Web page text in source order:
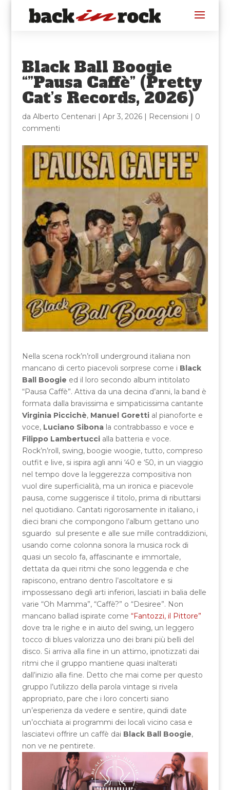
Black Ball Boogie
“”Pausa Caffè” (Pretty
Cat’s Records, 2026)
da Alberto Centenari | Apr 3, 2026| Recensioni | 0
commenti
Nella scena rock’n’roll underground italiana non
mancano di certo piacevoli sorprese come i Black
Ball Boogie ed il loro secondo album intitolato
“Pausa Caffè”. Attiva da una decina d’anni, la band è
formata dalla bravissima e simpaticissima cantante
Virginia Piccichè, Manuel Gorettial pianoforte e
voce, Luciano Sibonala contrabbasso e voce e
Filippo Lambertucci alla batteria e voce.
Rock’n’roll, swing, boogie woogie, tutto, compreso
outfit e live, si ispira agli anni ‘40 e ‘50, in un viaggio
nel tempo dove la leggerezza compositiva non
vuol dire superficialità, ma un ironica e piacevole
pausa, come suggerisce il titolo, prima di ributtarsi
nel quotidiano. Cantati rigorosamente in italiano, i
dieci brani che compongono l’album gettano uno
sguardo sul presente e alle sue mille contraddizioni,
usando come colonna sonora la musica rock di
quasi un secolo fa, affascinante e immortale,
dettata da quei ritmi che sono leggenda e che
rapiscono, entrano dentro l’ascoltatore e si
impossessano degli arti inferiori, lasciati in balia delle
varie “Oh Mamma”, “Caffè?” o “Desiree”. Non
mancano ballad ispirate come “Fantozzi, il Pittore”
dove tra le righe e in aiuto del swing, un leggero
tocco di blues valorizza uno dei brani più belli del
disco. Si arriva alla fine in un attimo, ipnotizzati dai
ritmi che il gruppo mantiene quasi inalterati
dall’inizio alla fine. Detto che mai come per questo
gruppo l’utilizzo della parola vintage si rivela
appropriato, pare che i loro concerti siano
un’esperienza da vedere e sentire, quindi date
un’occhiata ai programmi dei locali vicino casa e
lasciatevi offrire un caffè dai Black Ball Boogie,
non ve ne pentirete.